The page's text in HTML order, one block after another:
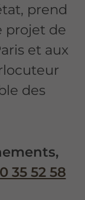
prend
projet de
et aux
des
35 52 58